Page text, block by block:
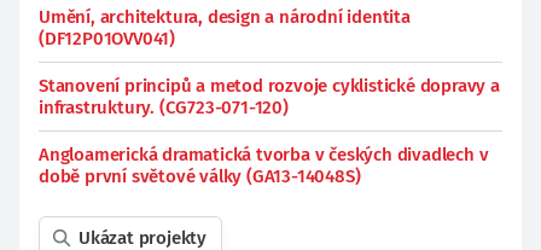
Umění, architektura, design a národní identita
(DF12P01OVV041)
Stanovení principů a metod rozvoje cyklistické dopravy a
infrastruktury. (CG723-071-120)
Angloamerická dramatická tvorba v českých divadlech v
době první světové války (GA13-14048S)
Ukázat projekty